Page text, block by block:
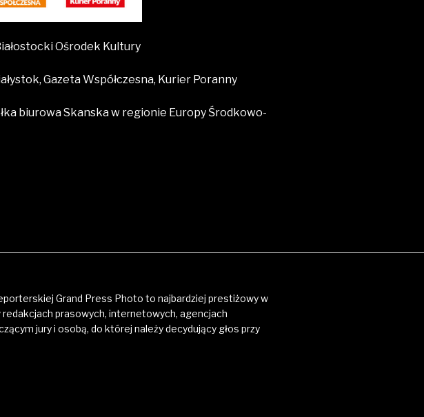
Ośrodek Kultury
Gazeta Współczesna, Kurier Poranny
biurowa Skanska w regionie Europy Środkowo-
Grand Press Photo to najbardziej prestiżowy w
prasowych, internetowych, agencjach
jury i osobą, do której należy decydujący głos przy